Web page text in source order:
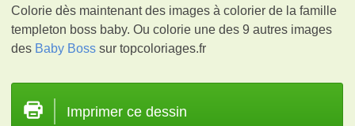
Colorie dès maintenant des images à colorier de la famille
templeton boss baby. Ou colorie une des 9 autres images
des Baby Boss sur topcoloriages.fr
Imprimer ce dessin